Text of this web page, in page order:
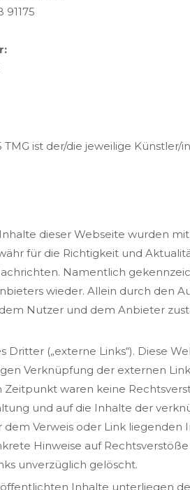
ist der/die jeweilige Künstler/
dieser Webseite wurden
für die Richtigkeit und
Namentlich
wieder. Allein durch den
Nutzer und dem Anbieter
(„externe Links“). Diese
Verknüpfung der externen
waren keine
und auf die Inhalte der
Verweis oder Link liegenden
Hinweise auf
unverzüglich gelöscht.
Inhalte unterliegen